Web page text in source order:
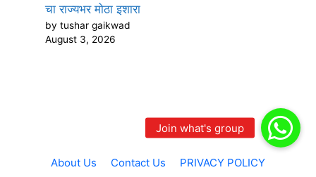
चा राज्यभर मोठा इशारा
by tushar gaikwad
August 3, 2026
About Us Contact Us PRIVACY POLICY